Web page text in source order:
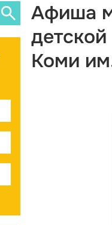
Афиша
Коми